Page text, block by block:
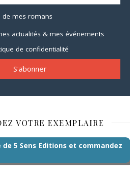
de mes romans
actualités & mes événements
de confidentialité
VOTRE EXEMPLAIRE
5 Sens Editions et commandez